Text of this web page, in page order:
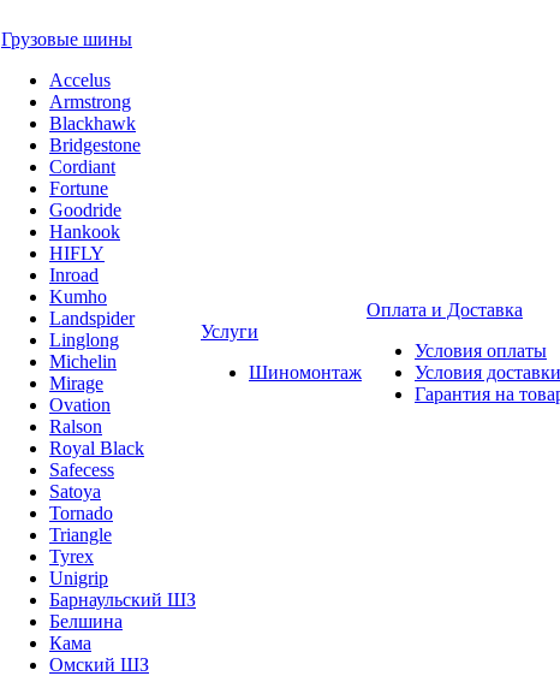
Грузовые шины
Accelus
Armstrong
Blackhawk
Bridgestone
Cordiant
Fortune
Goodride
Hankook
HIFLY
Inroad
Kumho
Landspider
Linglong
Michelin
Mirage
Ovation
Ralson
Royal Black
Safecess
Satoya
Tornado
Triangle
Tyrex
Unigrip
Барнаульский ШЗ
Белшина
Кама
Омский ШЗ
Услуги
Шиномонтаж
Оплата и Доставка
Условия оплаты
Условия доставки
Гарантия на